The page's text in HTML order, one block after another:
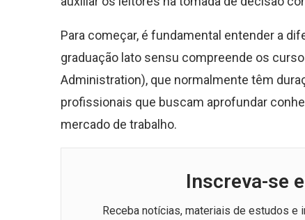
Para começar, é fundamental entender a
graduação lato sensu compreende os
Administration), que normalmente têm
profissionais que buscam aprofundar
mercado de trabalho.
Inscreva-se
Receba notícias, materiais de estudos